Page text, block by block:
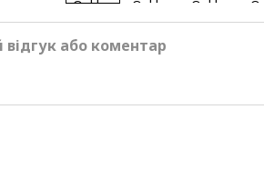
відгук або коментар